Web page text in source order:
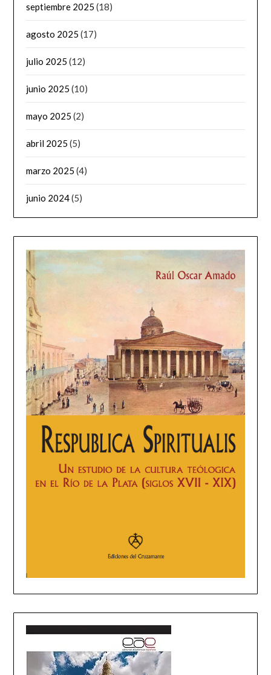
septiembre 2025 (18)
agosto 2025 (17)
julio 2025 (12)
junio 2025 (10)
mayo 2025 (2)
abril 2025 (5)
marzo 2025 (4)
junio 2024(5)